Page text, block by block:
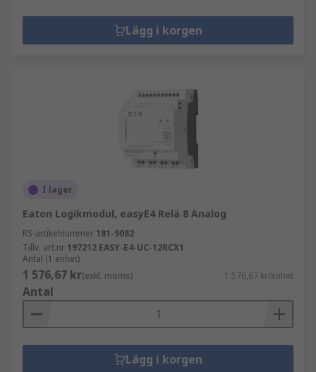
Lägg i korgen
I lager
Eaton Logikmodul, easyE4 Relä 8 Analog
RS-artikelnummer 181-9082
Tillv. art.nr 197212 EASY-E4-UC-12RCX1
Antal (1 enhet)
1 576,67 kr(exkl. moms) 1 576,67 kr/enhet
Antal
Lägg i korgen